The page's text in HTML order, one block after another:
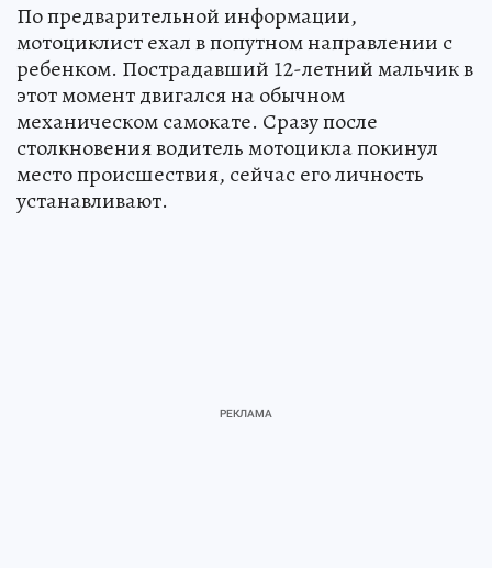
По предварительной информации,
мотоциклист ехал в попутном направлении с
ребенком. Пострадавший 12-летний мальчик в
этот момент двигался на обычном
механическом самокате. Сразу после
столкновения водитель мотоцикла покинул
место происшествия, сейчас его личность
устанавливают.